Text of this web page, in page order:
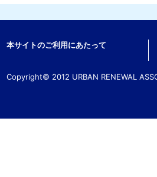
本サイトのご利用にあたって
Copyright© 2012 URBAN RENEWAL